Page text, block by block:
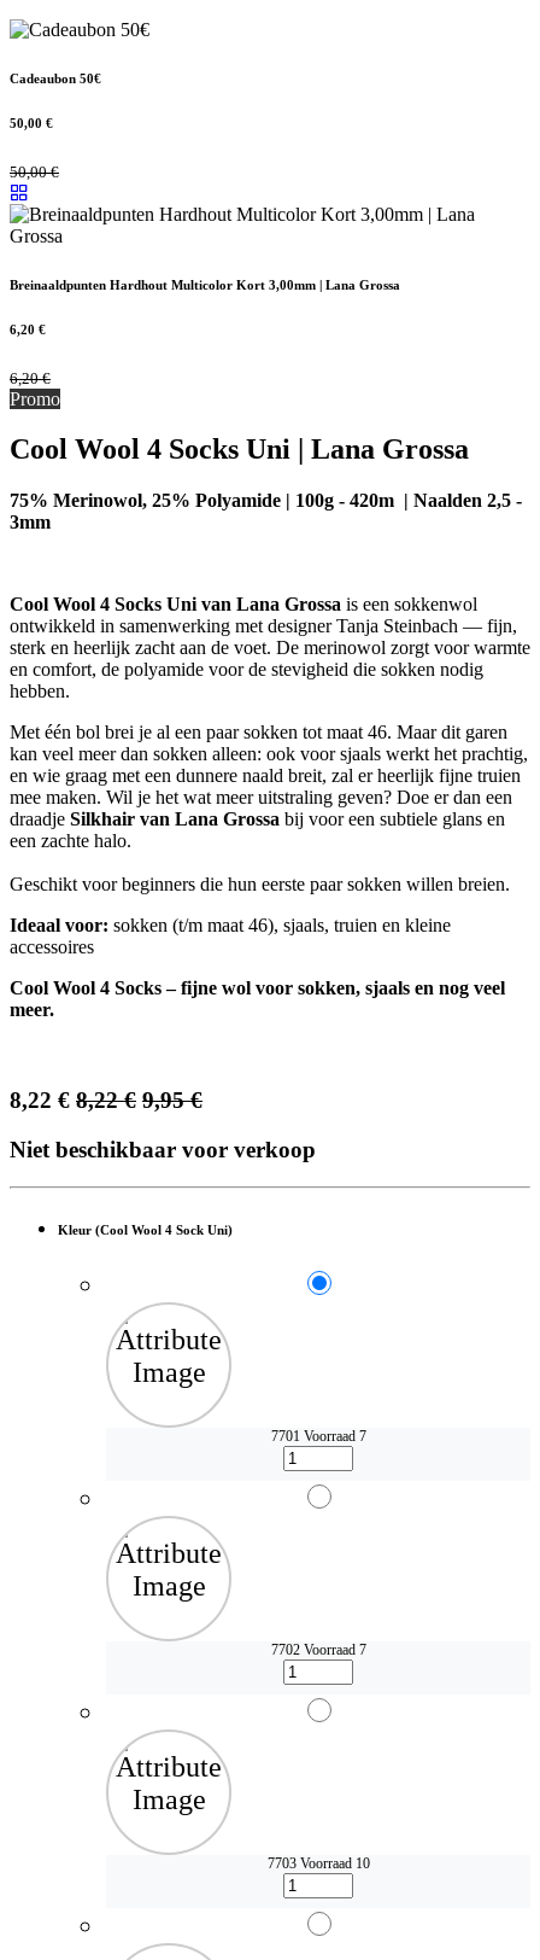
Cadeaubon 50€
50,00 €
50,00€
Breinaaldpunten Hardhout Multicolor Kort 3,00mm | Lana Grossa
6,20 €
6,20€
Promo
Cool Wool 4 Socks Uni | Lana Grossa
75% Merinowol, 25% Polyamide | 100g - 420m | Naalden 2,5 -
3mm
Cool Wool 4 Socks Uni van Lana Grossa is een sokkenwol
ontwikkeld in samenwerking met designer Tanja Steinbach — fijn,
sterk en heerlijk zacht aan de voet. De merinowol zorgt voor warmte
en comfort, de polyamide voor de stevigheid die sokken nodig
hebben.
Met één bol brei je al een paar sokken tot maat 46. Maar dit garen
kan veel meer dan sokken alleen: ook voor sjaals werkt het prachtig,
en wie graag met een dunnere naald breit, zal er heerlijk fijne truien
mee maken. Wil je het wat meer uitstraling geven? Doe er dan een
draadje Silkhair van Lana Grossa bij voor een subtiele glans en
een zachte halo.
Geschikt voor beginners die hun eerste paar sokken willen breien.
Ideaal voor: sokken (t/m maat 46), sjaals, truien en kleine
accessoires
Cool Wool 4 Socks – fijne wol voor sokken, sjaals en nog veel
meer.
8,22 € 8,22€ 9,95€
Niet beschikbaar voor verkoop
Kleur (Cool Wool 4 Sock Uni)
7701 Voorraad 7
7702 Voorraad 7
7703 Voorraad 10